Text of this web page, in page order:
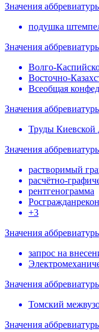
Значения
подушка
Значения
Волго-
Восточно-
Всеобщая
Значения
Труды
Значения
растворимый
расчётно-
рентгенограмма
+3
Значения
запрос на
Значения
Томский
Значения